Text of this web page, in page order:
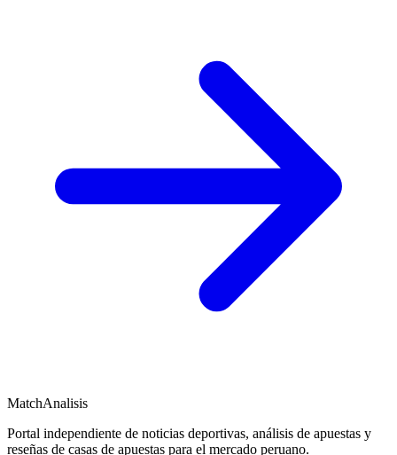
MatchAnalisis
Portal independiente de noticias deportivas, análisis de apuestas y
reseñas de casas de apuestas para el mercado peruano.